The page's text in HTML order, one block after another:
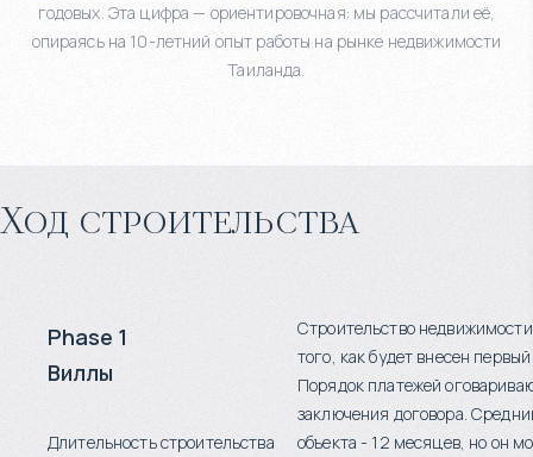
годовых. Эта цифра — ориентировочная: мы рассчитали её,
опираясь на 10-летний опыт работы на рынке недвижимости
Таиланда.
Ход строительства
Phase 1
Виллы
Длительность строительства
Строительство
того, как будет внесен
Порядок платежей
заключения договора.
объекта - 12 месяцев, но он